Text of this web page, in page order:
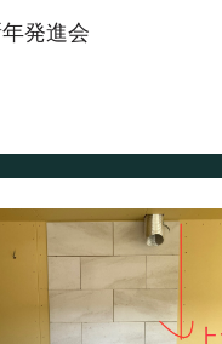
発進会